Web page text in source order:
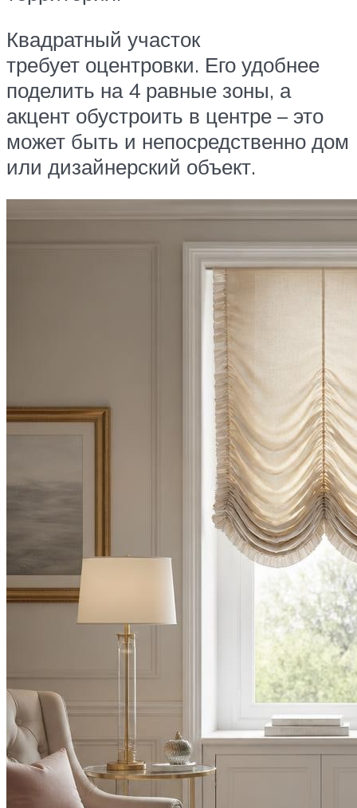
Квадратный участок
требует оцентровки. Его удобнее
поделить на 4 равные зоны, а
акцент обустроить в центре – это
может быть и непосредственно дом
или дизайнерский объект.